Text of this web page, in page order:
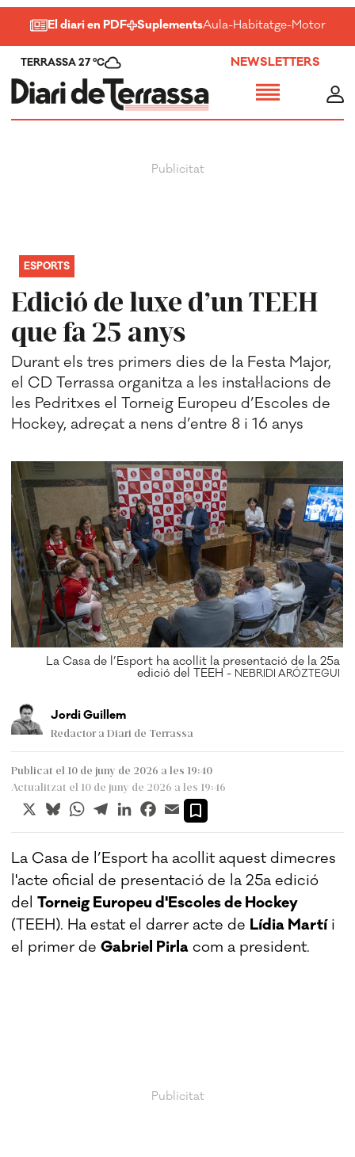
El diari en PDF SuplementsAula-Habitatge-Motor-
TERRASSA 27 ºC NEWSLETTERS
Edició de luxe d’un TEEH
que fa 25 anys
ESPORTS
Durant els tres primers dies de la Festa Major,
el CD Terrassa organitza a les instal·lacions de
les Pedritxes el Torneig Europeu d’Escoles de
Hockey, adreçat a nens d’entre 8 i 16 anys
La Casa de l’Esport ha acollit la presentació de la 25a
edició del TEEH - NEBRIDI ARÓZTEGUI
Jordi Guillem
Redactor a Diari de Terrassa
Publicat el 10 de juny de 2026 a les 19:40
Actualitzat el 10 de juny de 2026 a les 19:46
X BlueskyWhatsApp
TelegramLinkedInFacebook
Email
La Casa de l’Esport ha acollit aquest dimecres
l'acte oficial de presentació de la 25a edició
delTorneig Europeu d'Escoles de Hockey
(TEEH). Ha estat el darrer acte de Lídia Martíi
el primer deGabriel Pirla com a president.